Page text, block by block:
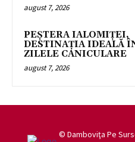
august 7, 2026
PEȘTERA IALOMIȚEI,
DESTINAȚIA IDEALĂ
ZILELE CANICULARE
august 7, 2026
© Damboviţa Pe